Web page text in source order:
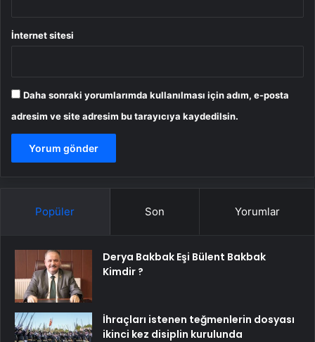
İnternet sitesi
Daha sonraki yorumlarımda kullanılması için adım, e-posta
adresim ve site adresim bu tarayıcıya kaydedilsin.
Popüler Son Yorumlar
Derya Bakbak Eşi Bülent Bakbak
Kimdir ?
İhraçları istenen teğmenlerin dosyası
ikinci kez disiplin kurulunda